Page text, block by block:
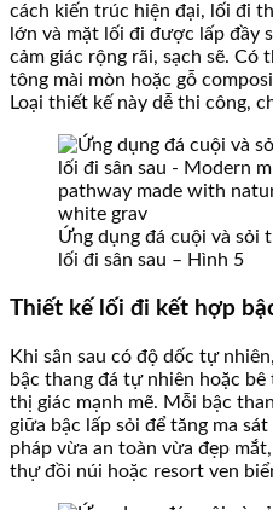
cách kiến trúc hiện đại, lối đi
lớn và mặt lối đi được lấp đầy
cảm giác rộng rãi, sạch sẽ. Có
tông mài mòn hoặc gỗ
Loại thiết kế này dễ thi công,
Ứng dụng đá cuội và
lối đi sân sau – Hình 5
Thiết kế lối đi kết hợp
Khi sân sau có độ dốc tự
bậc thang đá tự nhiên hoặc
thị giác mạnh mẽ. Mỗi bậc
giữa bậc lấp sỏi để tăng ma
pháp vừa an toàn vừa đẹp
thự đồi núi hoặc resort ven